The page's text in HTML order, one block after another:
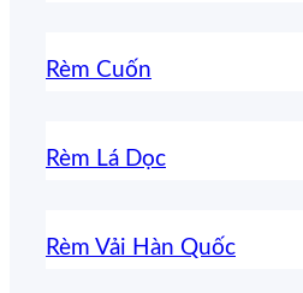
Rèm Cuốn
Rèm Lá Dọc
Rèm Vải Hàn Quốc